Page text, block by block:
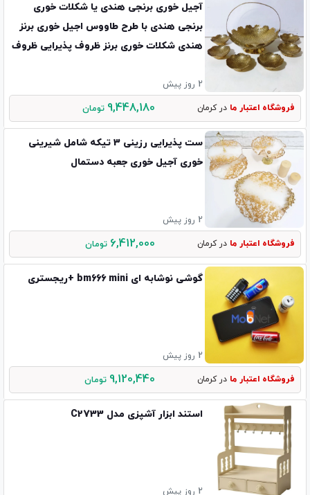
آجیل خوری برنجی هندی یا شکلات خوری
برنجی هندی با طرح طاووس اجیل خوری برنز
هندی شکلات خوری برنز ظروف پذیرایی ظروف
2 روز پیش
فروشگاه اعتبار ما در کرمان 9,448,180 تومان
ست پذیرایی رزینی 3 تیکه شامل شیرینی
خوری آجیل خوری جعبه دستمال
2 روز پیش
فروشگاه اعتبار ما در کرمان 6,412,000 تومان
گوشی نوشابه ای bm666 mini +ریجستری
2 روز پیش
فروشگاه اعتبار ما در کرمان 9,120,440 تومان
استند ابزار آشپزی مدل C2733
2 روز پیش